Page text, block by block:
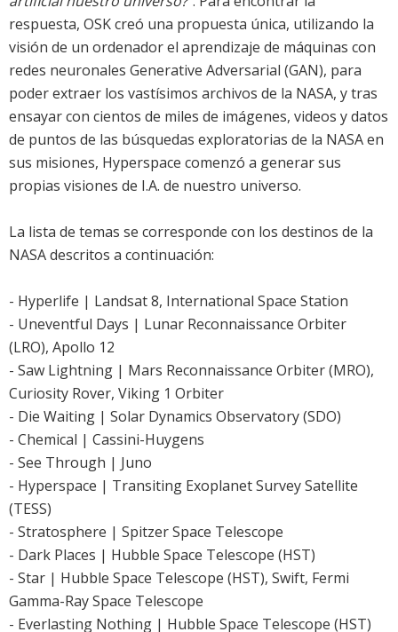
respuesta, OSK creó una propuesta única, utilizando la
visión de un ordenador el aprendizaje de máquinas con
redes neuronales Generative Adversarial (GAN), para
poder extraer los vastísimos archivos de la NASA, y tras
ensayar con cientos de miles de imágenes, videos y datos
de puntos de las búsquedas exploratorias de la NASA en
sus misiones, Hyperspace comenzó a generar sus
propias visiones de I.A. de nuestro universo.
La lista de temas se corresponde con los destinos de la
NASA descritos a continuación:
- Hyperlife | Landsat 8, International Space Station
- Uneventful Days | Lunar Reconnaissance Orbiter
(LRO), Apollo 12
- Saw Lightning | Mars Reconnaissance Orbiter (MRO),
Curiosity Rover, Viking 1 Orbiter
- Die Waiting | Solar Dynamics Observatory (SDO)
- Chemical | Cassini-Huygens
- See Through | Juno
- Hyperspace | Transiting Exoplanet Survey Satellite
(TESS)
- Stratosphere | Spitzer Space Telescope
- Dark Places | Hubble Space Telescope (HST)
- Star | Hubble Space Telescope (HST), Swift, Fermi
Gamma-Ray Space Telescope
- Everlasting Nothing | Hubble Space Telescope (HST)